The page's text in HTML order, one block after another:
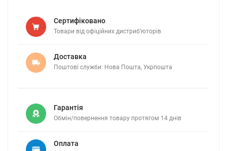
Сертифіковано
Товари від офіційних дистриб’юторів
Доставка
Поштові служби: Нова Пошта, Укрпошта
Гарантія
Обмін/повернення товару протягом 14 днів
Оплата